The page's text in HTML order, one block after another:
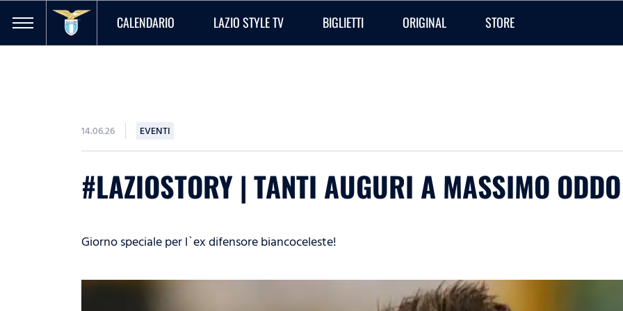
CALENDARIO LAZIO STYLE TV BIGLIETTI ORIGINAL STORE
14.06.26 EVENTI
#LAZIOSTORY | TANTI AUGURI A MASSIMO ODDO
Giorno speciale per l`ex difensore biancoceleste!